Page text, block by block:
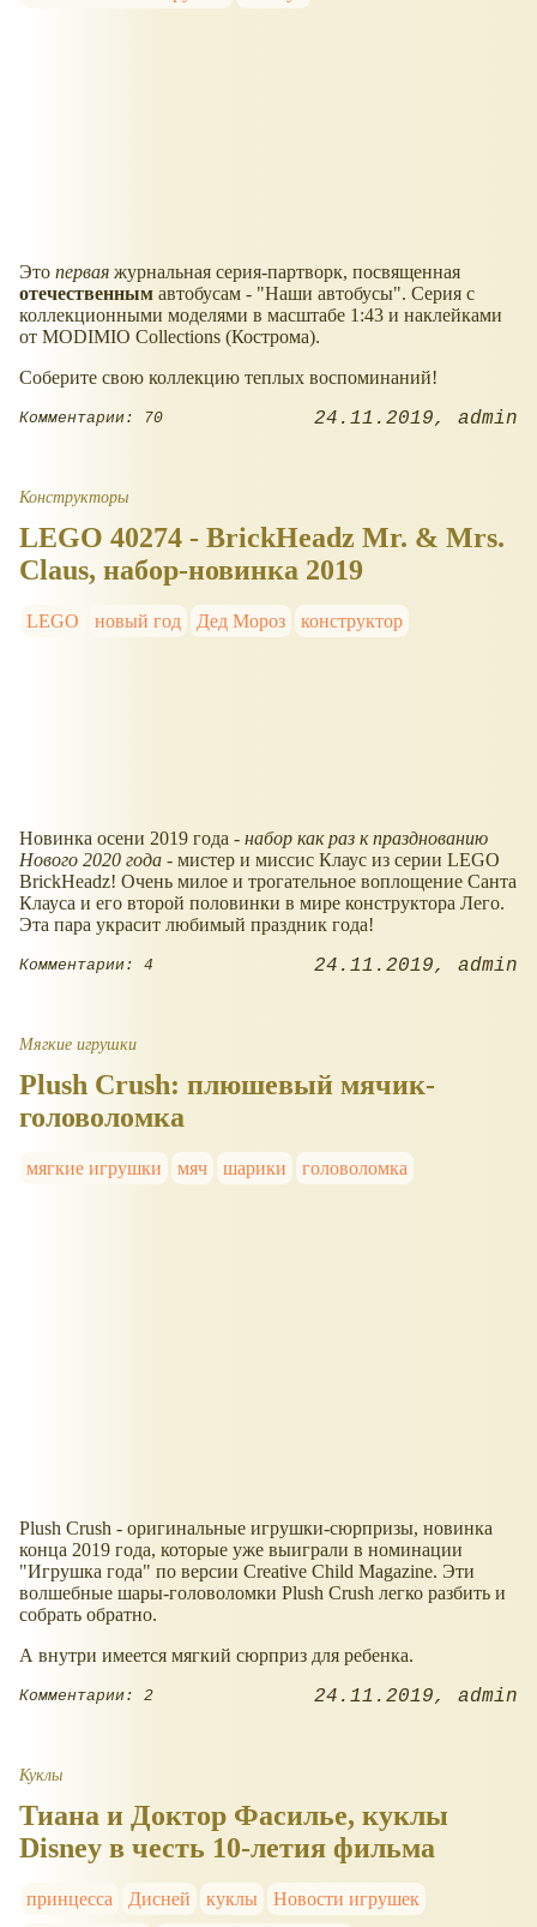
Это первая журнальная серия-партворк, посвященная
отечественным автобусам - "Наши автобусы". Серия с
коллекционными моделями в масштабе 1:43 и наклейками
от MODIMIO Collections (Кострома).
Соберите свою коллекцию теплых воспоминаний!
Комментарии: 70 24.11.2019 admin
Конструкторы
LEGO 40274 - BrickHeadz Mr. & Mrs.
Claus, набор-новинка 2019
LEGO новый год Дед Мороз конструктор
Новинка осени 2019 года - набор как раз к празднованию
Нового 2020 года - мистер и миссис Клаус из серии LEGO
BrickHeadz! Очень милое и трогательное воплощение Санта
Клауса и его второй половинки в мире конструктора Лего.
Эта пара украсит любимый праздник года!
Комментарии: 4 24.11.2019 admin
Мягкие игрушки
Plush Crush: плюшевый мячик-
головоломка
мягкие игрушки мяч шарики головоломка
Plush Crush - оригинальные игрушки-сюрпризы, новинка
конца 2019 года, которые уже выиграли в номинации
"Игрушка года" по версии Creative Child Magazine. Эти
волшебные шары-головоломки Plush Crush легко разбить и
собрать обратно.
А внутри имеется мягкий сюрприз для ребенка.
Комментарии: 2 24.11.2019 admin
Куклы
Тиана и Доктор Фасилье, куклы
Disney в честь 10-летия фильма
принцесса Дисней куклы
Новости игрушек